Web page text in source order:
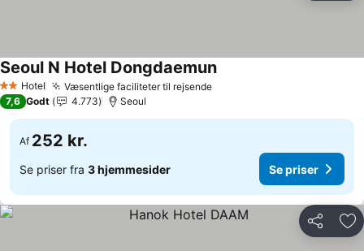
2 Stjerner
Hotel Væsentlige faciliteter til rejsendeSe priser
Seoul N Hotel DongdaemunSe priser
7,6 Godt 4.773 Seoul
Af 252 kr.
Se priser fra 3 hjemmesider Se priser
Del